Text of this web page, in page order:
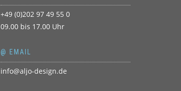
+49 (0)202 97 49 55 0
09.00 bis 17.00 Uhr
@ EMAIL
info@aljo-design.de